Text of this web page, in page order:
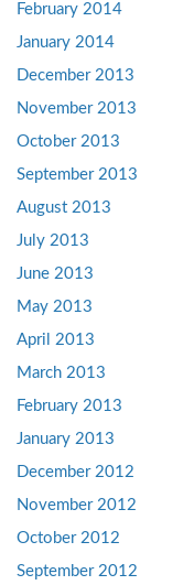
February 2014
January 2014
December 2013
November 2013
October 2013
September 2013
August 2013
July 2013
June 2013
May 2013
April 2013
March 2013
February 2013
January 2013
December 2012
November 2012
October 2012
September 2012